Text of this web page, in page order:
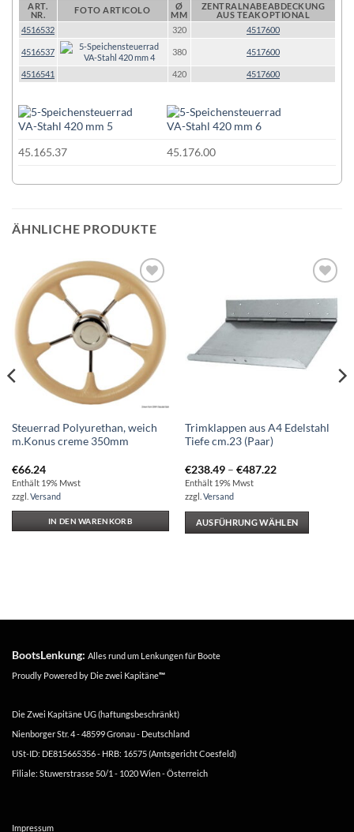
ART.
NR.
FOTO ARTICOLO
Ø
MM
ZENTRALNABEABDECKUNG
AUS TEAKOPTIONAL
4516532
320 4517600
4516537 380 4517600
4516541 420 4517600
45.165.37 45.176.00
ÄHNLICHE PRODUKTE
Auf die
Wunschliste
Steuerrad Polyurethan, weich
m.Konus creme 350mm
€66.24
Enthält 19% Mwst
zzgl. Versand
IN DEN WARENKORB
Wunschliste
Trimklappen aus A4 Edelstahl
Tiefe cm.23 (Paar)
€238.49 – €487.22Preisspanne:
Enthält 19% Mwst
zzgl. Versand
AUSFÜHRUNG WÄHLEN
auf.
Optionen
gewählt
werden
BootsLenkung: Alles rund um Lenkungen für Boote
Proudly Powered by Die zwei Kapitäne™
Die Zwei Kapitäne UG (haftungsbeschränkt)
Nienborger Str. 4 - 48599 Gronau - Deutschland
USt-ID: DE815665356 - HRB: 16575 (Amtsgericht Coesfeld)
Filiale: Stuwerstrasse 50/1 - 1020 Wien - Österreich
Impressum